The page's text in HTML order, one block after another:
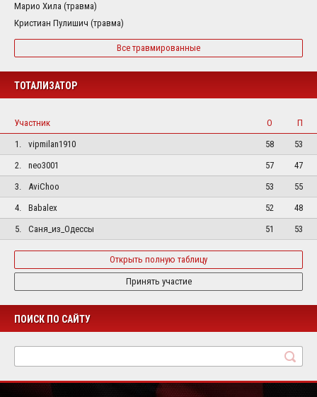
Марио Хила (травма)
Кристиан Пулишич (травма)
Все травмированные
ТОТАЛИЗАТОР
Участник О
П
1.
vipmilan1910 58
53
2.
neo3001 57
47
3.
AviChoo 53
55
4.
Babalex 52
48
5.
Саня_из_Одессы 51 53
Открыть полную таблицу
Принять участие
ПОИСК ПО САЙТУ